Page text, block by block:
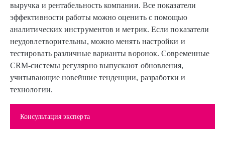
выручка и рентабельность компании. Все показатели
эффективности работы можно оценить с помощью
аналитических инструментов и метрик. Если показатели
неудовлетворительны, можно менять настройки и
тестировать различные варианты воронок. Современные
CRM-системы регулярно выпускают обновления,
учитывающие новейшие тенденции, разработки и
технологии.
Консультация эксперта